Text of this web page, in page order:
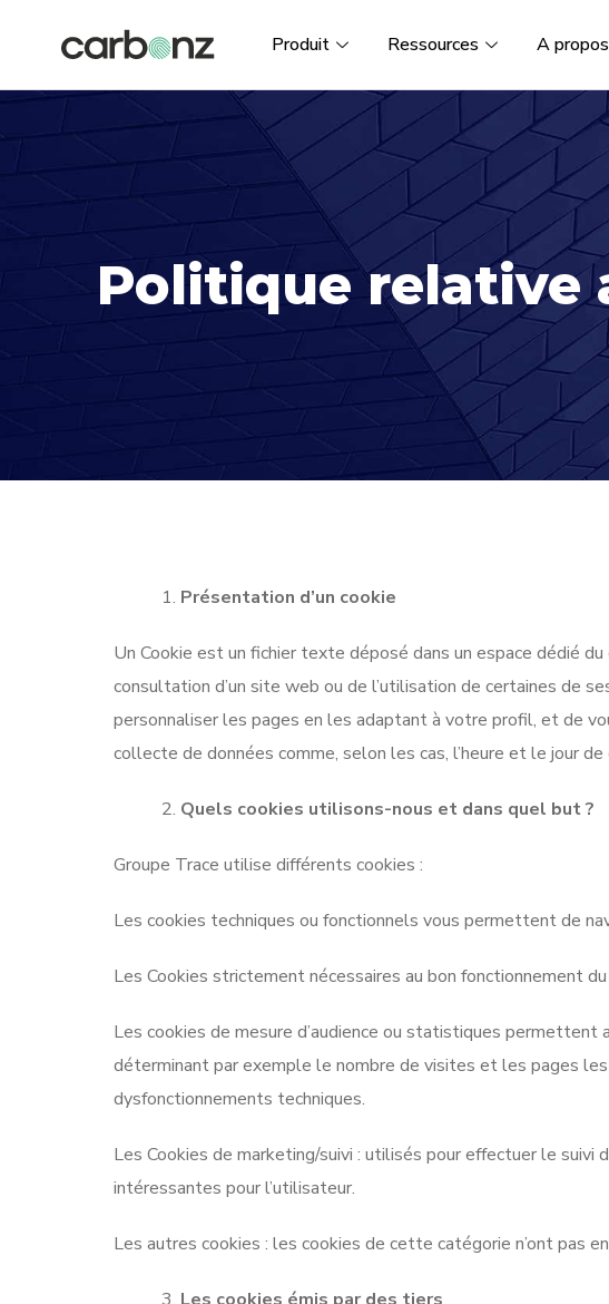
Produit Ressources A propos
Politique relative
Présentation d’un cookie
Un Cookie est un fichier texte déposé dans un espace dédié
consultation d’un site web ou de l’utilisation de certaines de
personnaliser les pages en les adaptant à votre profil, et de
collecte de données comme, selon les cas, l’heure et le jour
Quels cookies utilisons-nous et dans quel but ?
Groupe Trace utilise différents cookies :
Les cookies techniques ou fonctionnels vous permettent de
Les Cookies strictement nécessaires au bon fonctionnement
Les cookies de mesure d’audience ou statistiques
déterminant par exemple le nombre de visites et les pages
dysfonctionnements techniques.
Les Cookies de marketing/suivi : utilisés pour effectuer le
intéressantes pour l’utilisateur.
Les autres cookies : les cookies de cette catégorie n’ont pas